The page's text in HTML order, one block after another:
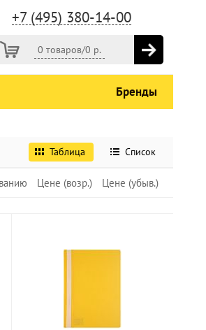
+7 (495) 380-14-00
0 товаров/0 р.
Бренды
Таблица Список
Цене (возр.) Цене (убыв.)